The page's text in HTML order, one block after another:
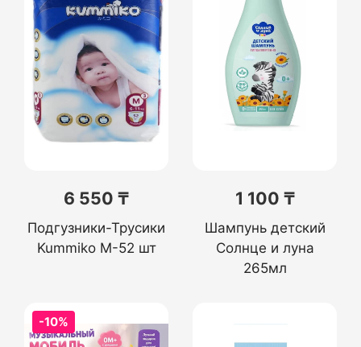
6 550 ₸
Подгузники-Трусики
Kummiko M-52 шт
1 100 ₸
Шампунь детский
Солнце и луна
265мл
-10%